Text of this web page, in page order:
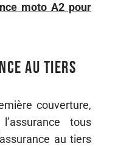
moto A2 pour
au tiers
couverture,
tous
au tiers